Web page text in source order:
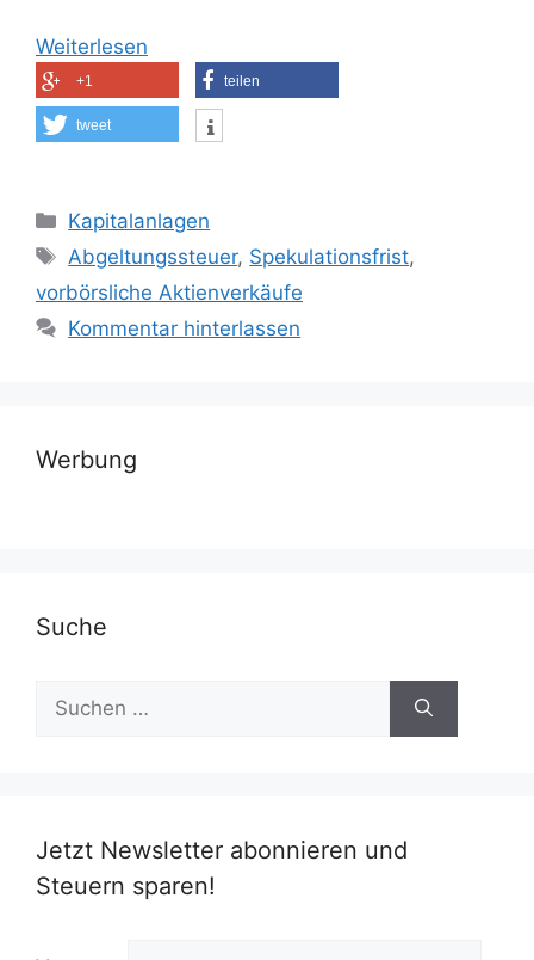
Weiterlesen
+1 teilen
tweet
Kategorien
Kapitalanlagen
Schlagwörter
Abgeltungssteuer, Spekulationsfrist,
vorbörsliche Aktienverkäufe
Kommentar hinterlassen
Werbung
Suche
nach:
Jetzt Newsletter abonnieren und
Steuern sparen!